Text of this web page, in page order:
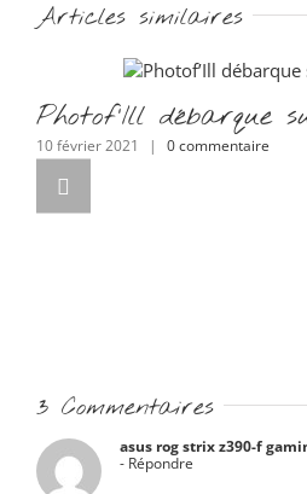
Articles similaires
Photof’Ill débarque
10 février 2021 | 0 commentaire
3 Commentaires
asus rog strix z390-f
- Répondre